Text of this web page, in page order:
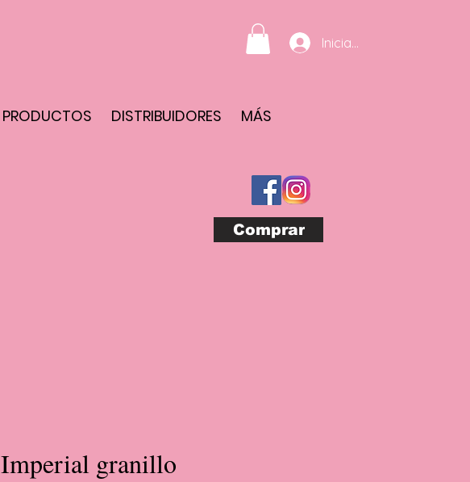
Iniciar sesión
PRODUCTOS DISTRIBUIDORES MÁS
Comprar
Imperial granillo